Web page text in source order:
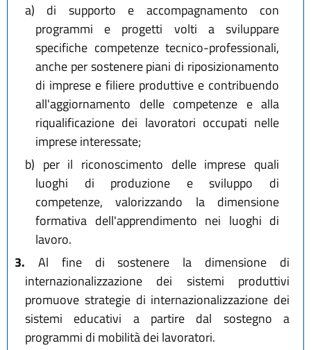
a) di supporto e accompagnamento con
programmi e progetti volti a sviluppare
specifiche competenze tecnico-professionali,
anche per sostenere piani di riposizionamento
di imprese e filiere produttive e contribuendo
all'aggiornamento delle competenze e alla
riqualificazione dei lavoratori occupati nelle
imprese interessate;
b) per il riconoscimento delle imprese quali
luoghi di produzione e sviluppo di
competenze, valorizzando la dimensione
formativa dell'apprendimento nei luoghi di
lavoro.
3. Al fine di sostenere la dimensione di
internazionalizzazione dei sistemi produttivi
promuove strategie di internazionalizzazione dei
sistemi educativi a partire dal sostegno a
programmi di mobilità dei lavoratori.